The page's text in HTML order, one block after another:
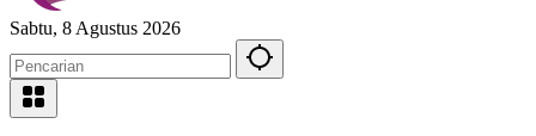
Sabtu, 8 Agustus 2026